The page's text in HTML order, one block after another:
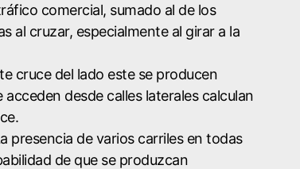
comercial, sumado al de los
al cruzar, especialmente al girar a la
cruce del lado este se producen
desde calles laterales calculan
presencia de varios carriles en todas
de que se produzcan